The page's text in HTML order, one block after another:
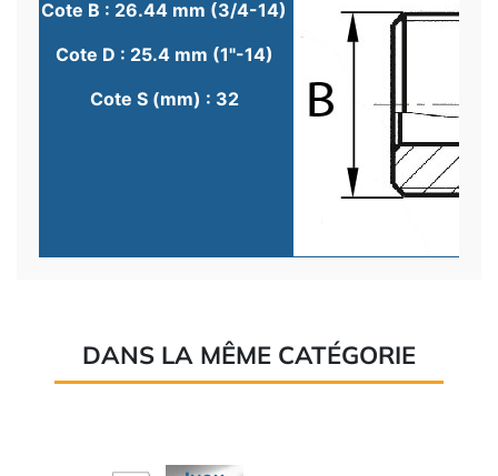
Cote B : 26.44 mm (3/4-14)
Cote D : 25.4 mm (1"-14)
Cote S (mm) : 32
DANS LA MÊME CATÉGORIE